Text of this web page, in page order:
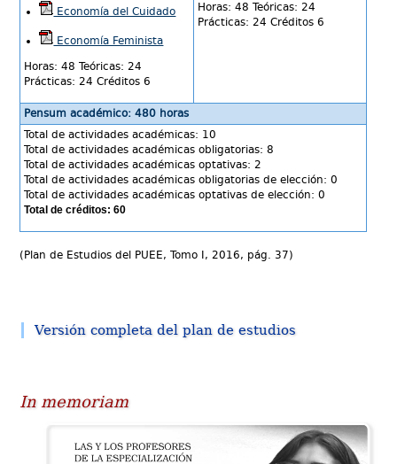
Economía del Cuidado
Economía Feminista
Horas: 48 Teóricas: 24
Prácticas: 24 Créditos 6
Horas: 48 Teóricas: 24
Prácticas: 24 Créditos 6
Pensum académico: 480 horas
Total de actividades académicas: 10
Total de actividades académicas obligatorias: 8
Total de actividades académicas optativas: 2
Total de actividades académicas obligatorias de elección: 0
Total de actividades académicas optativas de elección: 0
Total de créditos: 60
(Plan de Estudios del PUEE, Tomo I, 2016, pág. 37)
Versión completa del plan de estudios
In memoriam